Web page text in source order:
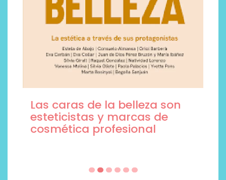
Las caras de la belleza son
esteticistas y marcas de
cosmética profesional